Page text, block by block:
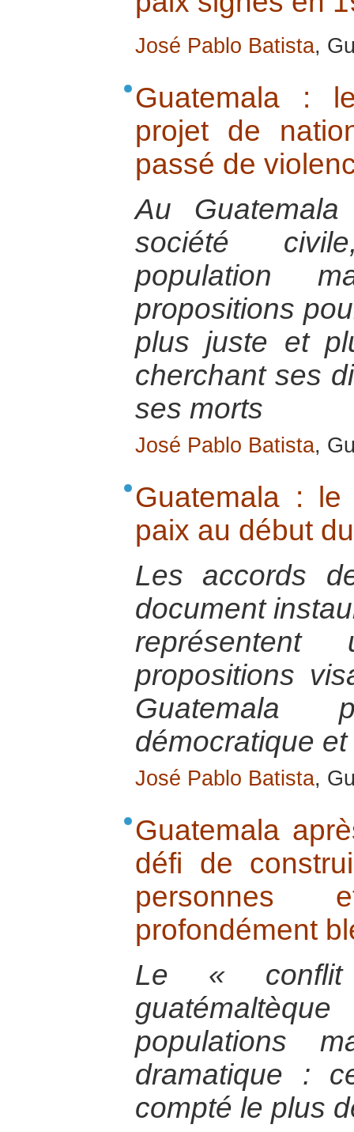
José Pablo Batista,
Guatemala :
projet de
passé de
Au
société
population
propositions
plus juste et
cherchant ses
ses morts
José Pablo Batista,
Guatemala :
paix au début
Les accords
document
propositions
démocratique
José Pablo Batista,
Guatemala
défi de
personnes
profondément
Le «
populations
dramatique :
compté le plus